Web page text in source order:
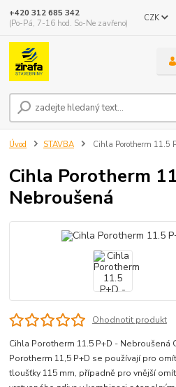
CZK
+420 312 685 342
(Po-Pá, 7-16 hod. So-Ne zavřeno)
Úvod STAVBA Cihla Porotherm 11.5
Cihla Porotherm
Nebroušená
Ohodnotit produkt
Cihla Porotherm 11.5 P+D - Nebroušená
Porotherm 11,5 P+D se používají pro
tloušťky 115 mm, případně pro vnější